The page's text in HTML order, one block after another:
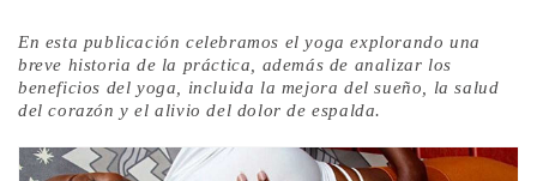
En esta publicación celebramos el yoga explorando una
breve historia de la práctica, además de analizar los
beneficios del yoga, incluida la mejora del sueño, la salud
del corazón y el alivio del dolor de espalda.